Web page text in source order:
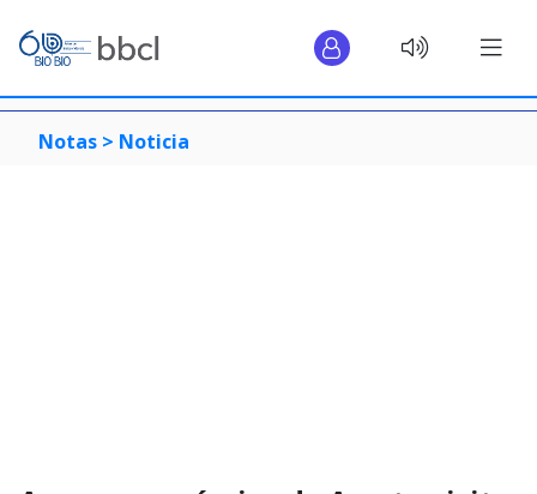
Notas > Noticia